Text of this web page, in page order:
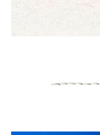
Buffetform